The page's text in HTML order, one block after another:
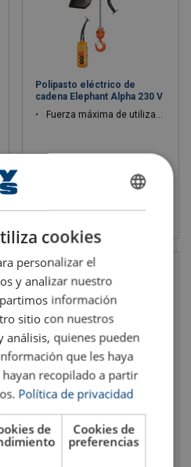
Polipasto eléctrico de
cadena Elephant Alpha 230 V
Fuerza máxima de utilización WLL: 0.1 - 0.5 ton
Ver el producto
Fuerza máxima de utilización WLL: 0.15 - 0.25 ton
ENGLISH TRANSLATION
cookies
personalizar el
y analizar nuestro
información
sitio con nuestros
análisis, quienes pueden
que les haya
recopilado a partir
Política de privacidad
de
Cookies de
preferencias